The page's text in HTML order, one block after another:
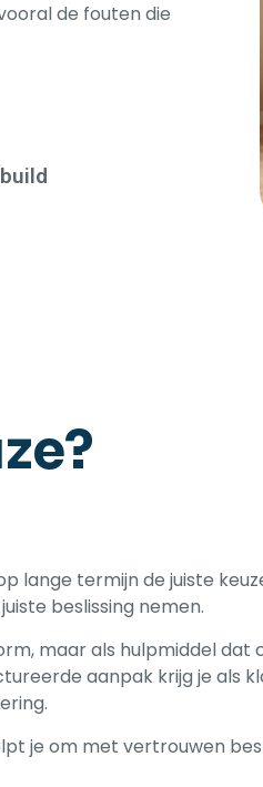
de fouten die
termijn de juiste
beslissing nemen.
maar als hulpmiddel
aanpak krijg je als
je om met vertrouwen